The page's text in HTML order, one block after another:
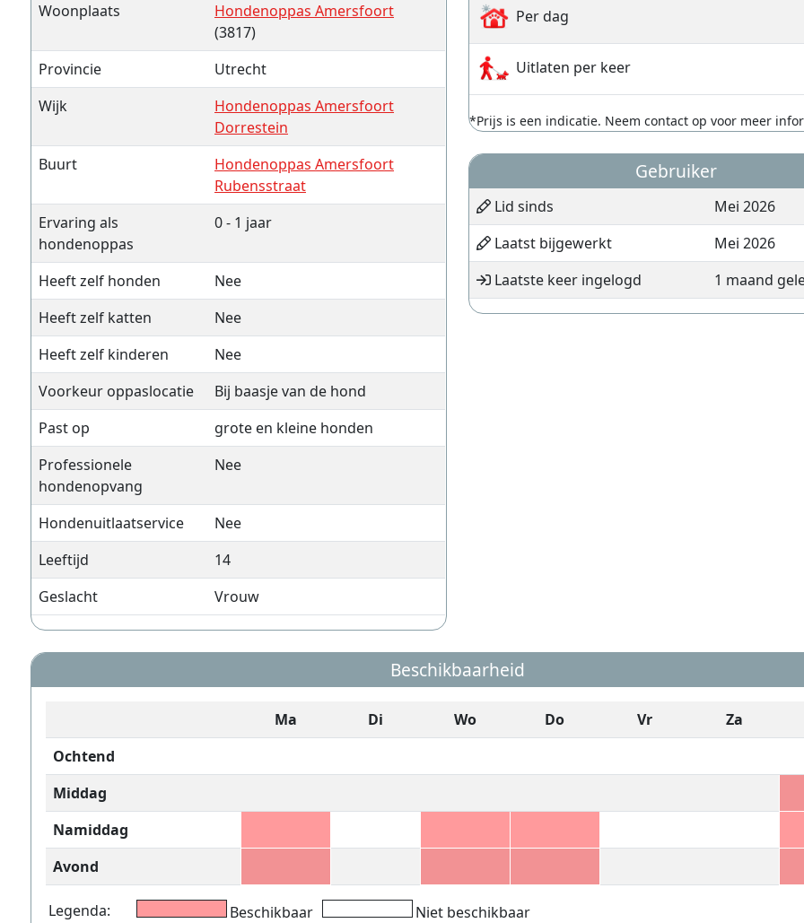
Woonplaats
Hondenoppas Amersfoort
(3817)
Provincie
Utrecht
Wijk
Hondenoppas Amersfoort
Dorrestein
Buurt
Hondenoppas Amersfoort
Rubensstraat
Ervaring als
hondenoppas
0 - 1 jaar
Heeft zelf honden
Nee
Heeft zelf katten
Nee
Heeft zelf kinderen
Nee
Voorkeur oppaslocatie
Bij baasje van de hond
Past op
grote en kleine honden
Professionele
hondenopvang
Nee
Hondenuitlaatservice
Nee
Leeftijd
14
Geslacht
Vrouw
Per dag
Uitlaten per keer
*Prijs is een indicatie. Neem contact op voor meer
Gebruiker
Lid sinds
Mei 2026
Laatst bijgewerkt
Mei 2026
Laatste keer ingelogd
1 maand
Beschikbaarheid
Ma Di Wo Do Vr
Za
Ochtend
Middag
Namiddag
Avond
Legenda: Beschikbaar
Niet beschikbaar